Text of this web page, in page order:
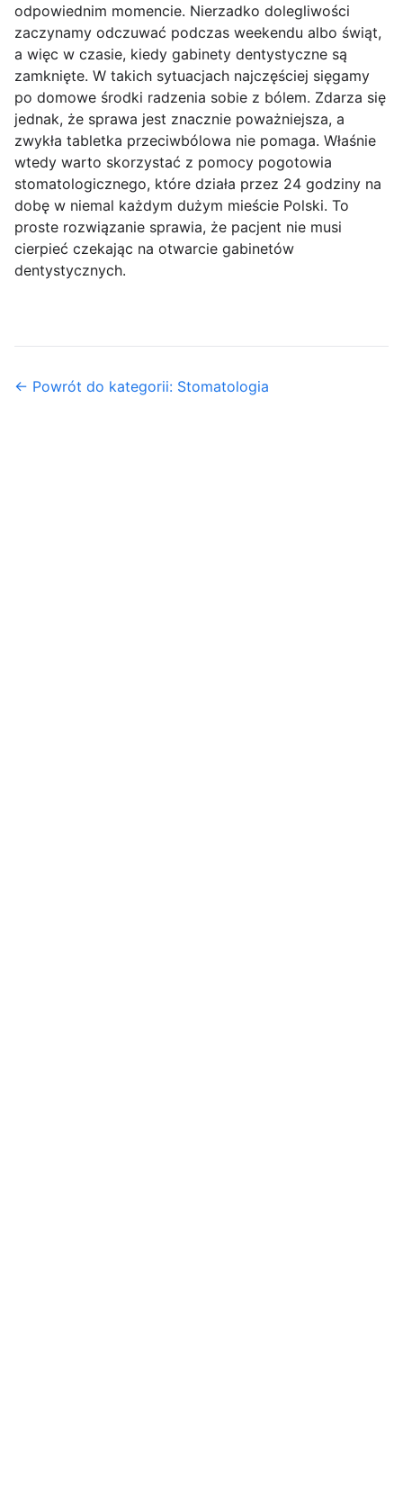
odpowiednim momencie. Nierzadko dolegliwości
zaczynamy odczuwać podczas weekendu albo świąt,
a więc w czasie, kiedy gabinety dentystyczne są
zamknięte. W takich sytuacjach najczęściej sięgamy
po domowe środki radzenia sobie z bólem. Zdarza się
jednak, że sprawa jest znacznie poważniejsza, a
zwykła tabletka przeciwbólowa nie pomaga. Właśnie
wtedy warto skorzystać z pomocy pogotowia
stomatologicznego, które działa przez 24 godziny na
dobę w niemal każdym dużym mieście Polski. To
proste rozwiązanie sprawia, że pacjent nie musi
cierpieć czekając na otwarcie gabinetów
dentystycznych.
← Powrót do kategorii: Stomatologia